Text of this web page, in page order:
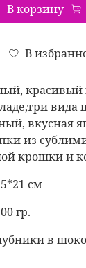
В
В корзину
красивый
вида
вкусная
из
крошки и
см
гр.
в